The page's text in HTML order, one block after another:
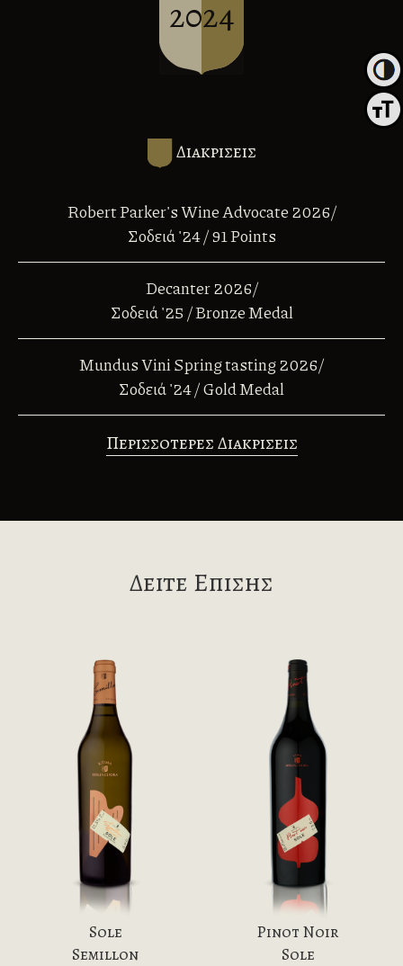
2024
Διακρισεις
Robert Parker's Wine Advocate 2026/
Σοδειά '24 / 91 Points
Decanter 2026/
Σοδειά '25 / Bronze Medal
Mundus Vini Spring tasting 2026/
Σοδειά '24 / Gold Medal
Περισσοτερες Διακρισεις
Δειτε Επισης
Sole
Semillon
Pinot Noir
Sole